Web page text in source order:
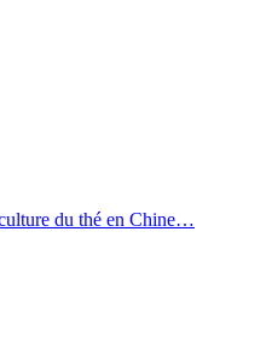
du thé en Chine…